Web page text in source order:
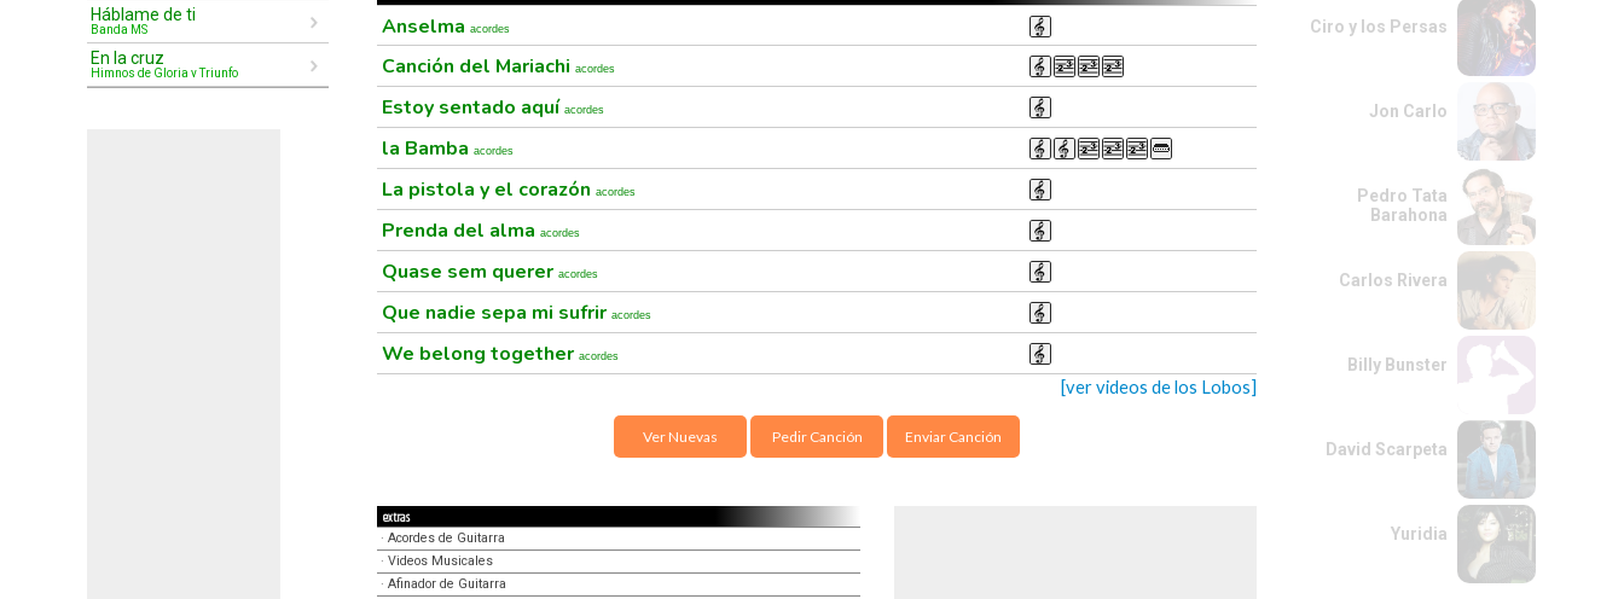
Háblame de ti
Banda MS
En la cruz
Himnos de Gloria y Triunfo
Anselma acordes
Canción del Mariachi acordes
Estoy sentado aquí acordes
la Bamba acordes
La pistola y el corazón acordes
Prenda del alma acordes
Quase sem querer acordes
Que nadie sepa mi sufrir acordes
We belong together acordes
[ver videos de los Lobos]
Ver Nuevas Pedir Canción Enviar Canción
extras
· Acordes de Guitarra
· Videos Musicales
· Afinador de Guitarra
Ciro y los Persas
Jon Carlo
Pedro Tata
Barahona
Carlos Rivera
Billy Bunster
David Scarpeta
Yuridia